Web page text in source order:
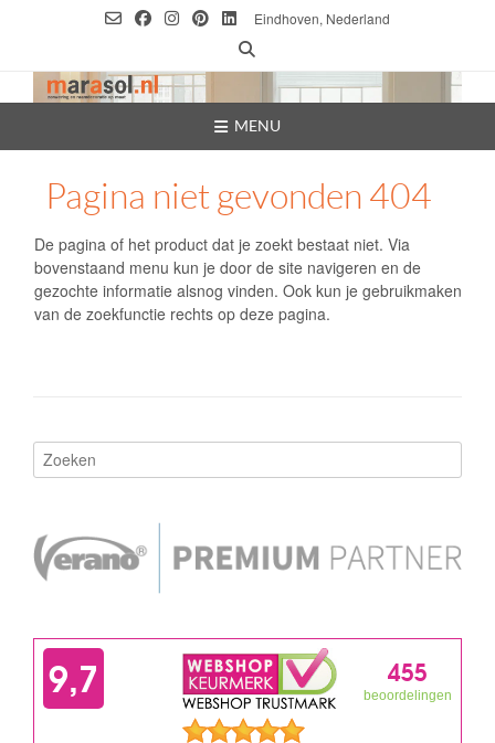
Eindhoven, Nederland
MENU
Pagina niet gevonden 404
De pagina of het product dat je zoekt bestaat niet. Via
bovenstaand menu kun je door de site navigeren en de
gezochte informatie alsnog vinden. Ook kun je gebruikmaken
van de zoekfunctie rechts op deze pagina.